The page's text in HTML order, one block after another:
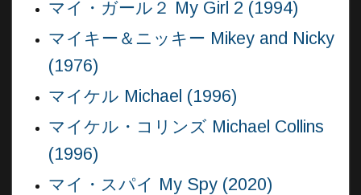
マイ・ガール２ My Girl 2 (1994)
マイキー＆ニッキー Mikey and Nicky
(1976)
マイケル Michael (1996)
マイケル・コリンズ Michael Collins
(1996)
マイ・スパイ My Spy (2020)